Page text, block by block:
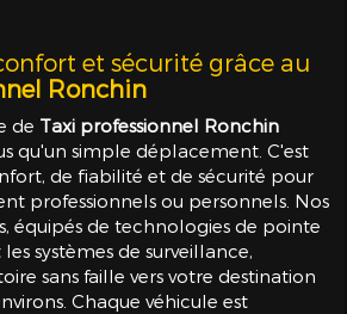
et sécurité grâce au
Ronchin
de Taxi professionnel Ronchin
qu'un simple déplacement. C'est
de fiabilité et de sécurité pour
professionnels ou personnels. Nos
équipés de technologies de pointe
systèmes de surveillance,
sans faille vers votre destination
Chaque véhicule est